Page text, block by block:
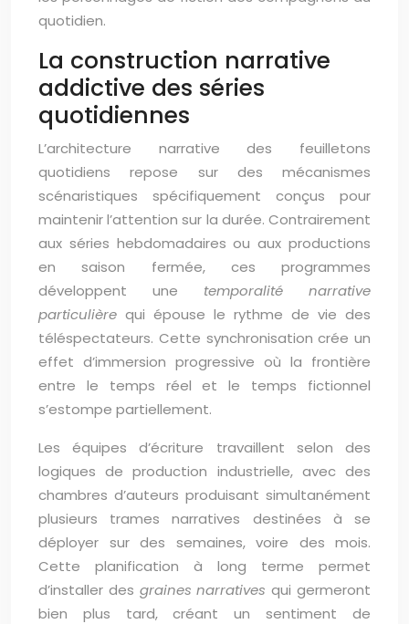
quotidien.
La construction narrative
addictive des séries
quotidiennes
L’architecture narrative des feuilletons
quotidiens repose sur des mécanismes
scénaristiques spécifiquement conçus pour
maintenir l’attention sur la durée. Contrairement
aux séries hebdomadaires ou aux productions
en saison fermée, ces programmes
développent une temporalité narrative
particulière qui épouse le rythme de vie des
téléspectateurs. Cette synchronisation crée un
effet d’immersion progressive où la frontière
entre le temps réel et le temps fictionnel
s’estompe partiellement.
Les équipes d’écriture travaillent selon des
logiques de production industrielle, avec des
chambres d’auteurs produisant simultanément
plusieurs trames narratives destinées à se
déployer sur des semaines, voire des mois.
Cette planification à long terme permet
d’installer des graines narratives qui germeront
bien plus tard, créant un sentiment de